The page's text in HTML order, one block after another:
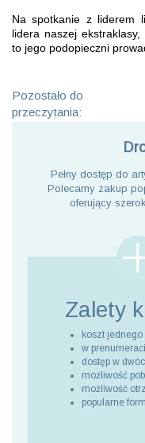
Na spotkanie z liderem
lidera naszej ekstraklasy,
to jego podopieczni
Pozostało do
przeczytania:
Pełny dostęp do
Polecamy zakup
oferujący
Zalety
koszt jednego
w
dostęp w
możliwość
możliwość
popularne